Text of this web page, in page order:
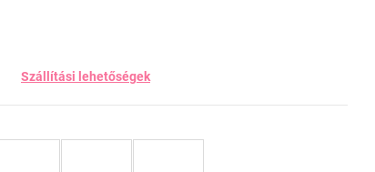
Szállítási lehetőségek